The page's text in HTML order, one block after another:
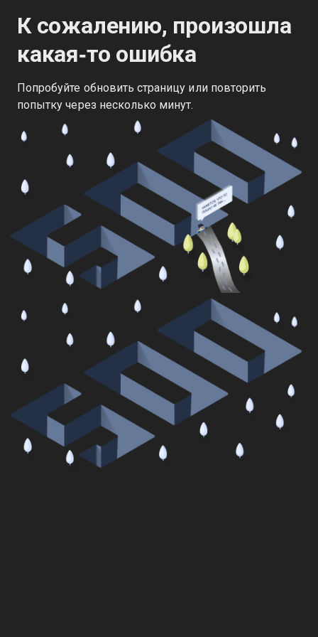
К сожалению, произошла
какая‑то ошибка
Попробуйте обновить страницу или повторить
попытку через несколько минут.